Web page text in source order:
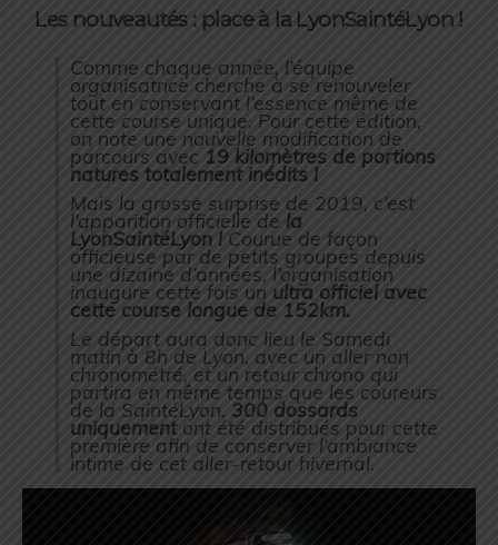
Les nouveautés : place à la LyonSaintéLyon !
Comme chaque année, l’équipe
organisatrice cherche à se renouveler
tout en conservant l’essence même de
cette course unique. Pour cette édition,
on note une nouvelle modification de
parcours avec 19 kilomètres de portions
natures totalement inédits !
Mais la grosse surprise de 2019, c’est
l’apparition officielle de la
LyonSaintéLyon ! Courue de façon
officieuse par de petits groupes depuis
une dizaine d’années, l’organisation
inaugure cette fois un ultra officiel avec
cette course longue de 152km.
Le départ aura donc lieu le Samedi
matin à 8h de Lyon, avec un aller non
chronométré, et un retour chrono qui
partira en même temps que les coureurs
de la SaintéLyon. 300 dossards
uniquementont été distribués pour cette
première afin de conserver l’ambiance
intime de cet aller-retour hivernal.